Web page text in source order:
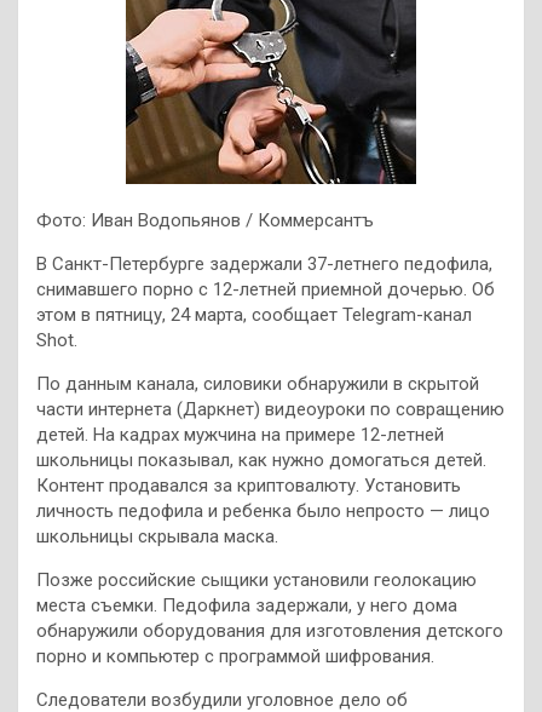
Фото: Иван Водопьянов / Коммерсантъ
В Санкт-Петербурге задержали 37-летнего педофила,
снимавшего порно с 12-летней приемной дочерью. Об
этом в пятницу, 24 марта, сообщает Telegram-канал
Shot.
По данным канала, силовики обнаружили в скрытой
части интернета (Даркнет) видеоуроки по совращению
детей. На кадрах мужчина на примере 12-летней
школьницы показывал, как нужно домогаться детей.
Контент продавался за криптовалюту. Установить
личность педофила и ребенка было непросто — лицо
школьницы скрывала маска.
Позже российские сыщики установили геолокацию
места съемки. Педофила задержали, у него дома
обнаружили оборудования для изготовления детского
порно и компьютер с программой шифрования.
Следователи возбудили уголовное дело об